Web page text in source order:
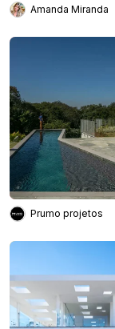
Amanda Miranda
Prumo projetos